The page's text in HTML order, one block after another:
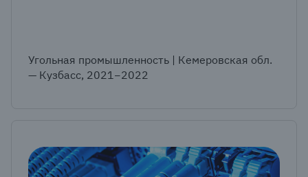
Угольная промышленность | Кемеровская обл.
— Кузбасс, 2021−2022